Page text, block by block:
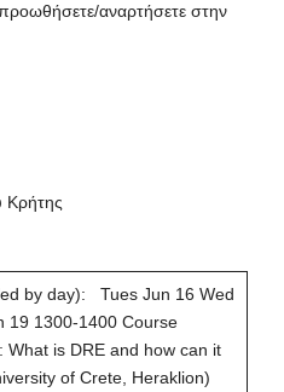
αναρτήσετε στην
Κρήτης
by day): Tues Jun 16 Wed
19 1300-1400 Course
is DRE and how can it
of Crete, Heraklion)